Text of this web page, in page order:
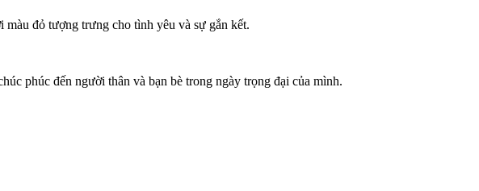
đỏ tượng trưng cho tình yêu và sự gắn kết.
phúc đến người thân và bạn bè trong ngày trọng đại của mình.